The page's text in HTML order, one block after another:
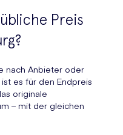
Preis
nach Anbieter oder
es für den Endpreis
originale
– mit der gleichen